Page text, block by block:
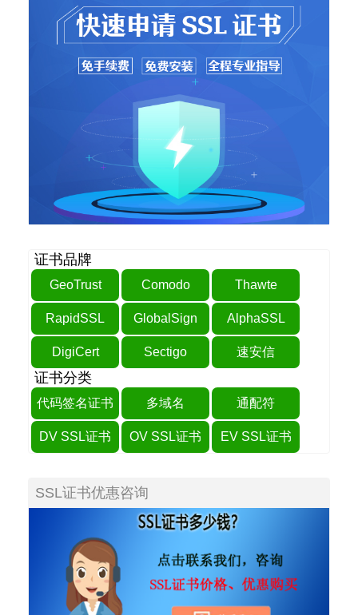
证书品牌
GeoTrust Comodo Thawte
RapidSSL GlobalSign AlphaSSL
DigiCert Sectigo 速安信
证书分类
代码签名证书 多域名 通配符
DV SSL证书 OV SSL证书 EV SSL证书
SSL证书优惠咨询